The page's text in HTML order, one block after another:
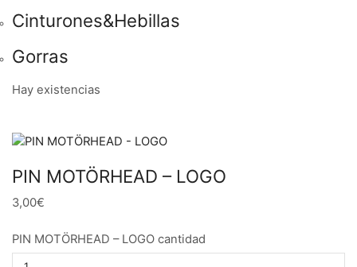
Cinturones&Hebillas
Gorras
Hay existencias
PIN MOTÖRHEAD – LOGO
3,00€
PIN MOTÖRHEAD – LOGO cantidad